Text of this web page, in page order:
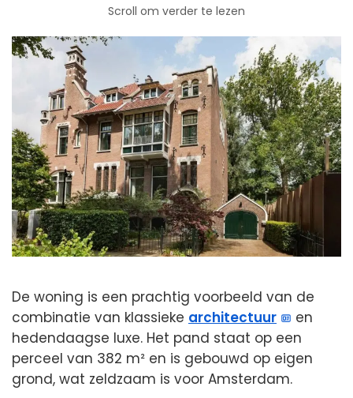
Scroll om verder te lezen
De woning is een prachtig voorbeeld van de
combinatie van klassieke architectuur
en
hedendaagse luxe. Het pand staat op een
perceel van 382 m² en is gebouwd op eigen
grond, wat zeldzaam is voor Amsterdam.